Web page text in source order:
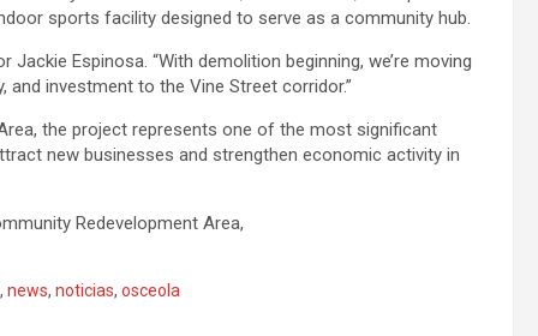
sports facility designed to serve as a community hub.
Espinosa. “With demolition beginning, we’re moving
investment to the Vine Street corridor.”
the project represents one of the most significant
new businesses and strengthen economic activity in
Redevelopment Area,
, news, noticias, osceola